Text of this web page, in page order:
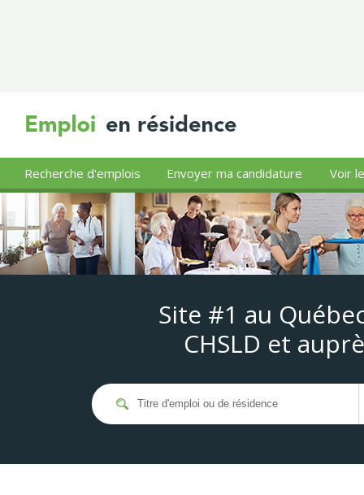
Recherche d'emplois Envoyer ma candidature Voir
Site #1 au
CHSLD et